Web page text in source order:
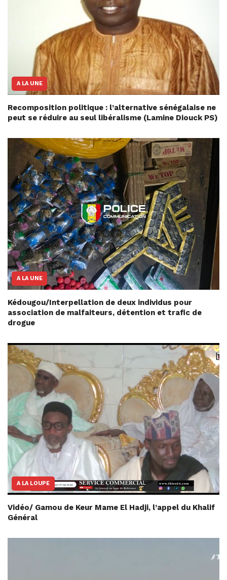
A LA UNE
Recomposition politique : l’alternative sénégalaise ne
peut se réduire au seul libéralisme (Lamine Diouck PS)
A LA UNE
Kédougou/Interpellation de deux individus pour
association de malfaiteurs, détention et trafic de
drogue
A LA LOUPE
Vidéo/ Gamou de Keur Mame El Hadji, l’appel du Khalif
Général